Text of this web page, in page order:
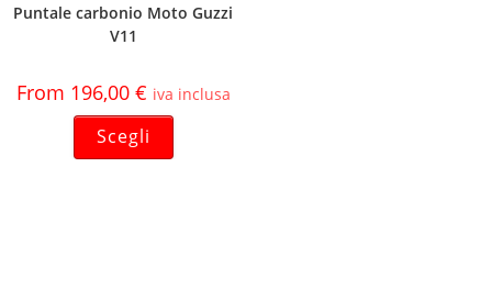
Puntale carbonio Moto Guzzi
V11
From 196,00 € iva inclusa
Scegli